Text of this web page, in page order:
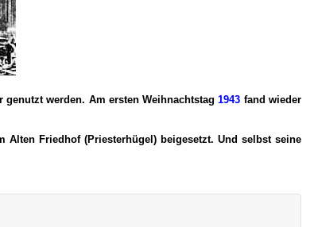
genutzt werden. Am ersten Weihnachtstag1943 fand wieder
Alten Friedhof (Priesterhügel) beigesetzt. Und selbst seine